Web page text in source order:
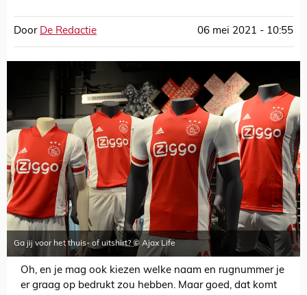
Door De Redactie 06 mei 2021 - 10:55
Ga jij voor het thuis- of uitshirt? © Ajax Life
Oh, en je mag ook kiezen welke naam en rugnummer je
er graag op bedrukt zou hebben. Maar goed, dat komt